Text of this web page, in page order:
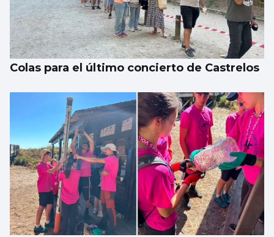
Tres goles de Hugo González en 3:29 de
partido pero en tan solo 1:35 de juego real
Colas para el último concierto de Castrelos